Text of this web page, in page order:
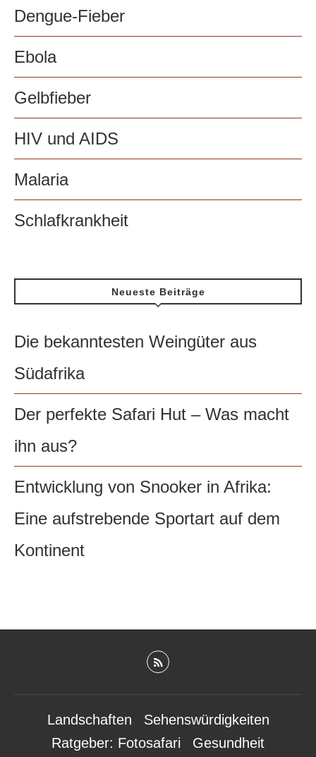
Dengue-Fieber
Ebola
Gelbfieber
HIV und AIDS
Malaria
Schlafkrankheit
Neueste Beiträge
Die bekanntesten Weingüter aus
Südafrika
Der perfekte Safari Hut – Was macht
ihn aus?
Entwicklung von Snooker in Afrika:
Eine aufstrebende Sportart auf dem
Kontinent
Landschaften
Sehenswürdigkeiten
Ratgeber: Fotosafari
Gesundheit